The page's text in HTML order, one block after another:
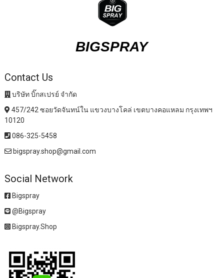
BIGSPRAY
Contact Us
บริษัท บิ๊กสเปรย์ จำกัด
457/242 ซอยวัดจันทน์ใน แขวงบางโคล่ เขตบางคอแหลม กรุงเทพฯ
10120
086-325-5458
bigspray.shop@gmail.com
Social Network
Bigspray
@Bigspray
Bigspray.Shop